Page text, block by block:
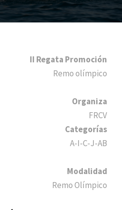
II Regata Promoción
Remo olímpico
Organiza
FRCV
Categorías
A-I-C-J-AB
Modalidad
Remo Olímpico